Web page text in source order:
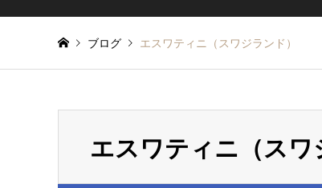
ブログ エスワティニ（スワジランド）
エスワティニ（スワ